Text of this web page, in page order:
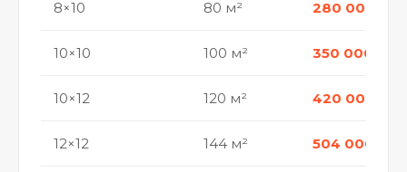
8×10 80 м² 280 000 р.
10×10 100 м² 350 000 р.
10×12 120 м² 420 000 р.
12×12 144 м² 504 000 р.